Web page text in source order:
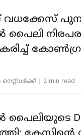
വധക്കേസ്
പൈലി
നെറ്റ്‌വര്‍ക്ക്‌ 2 min read
പൈലിയുടെ